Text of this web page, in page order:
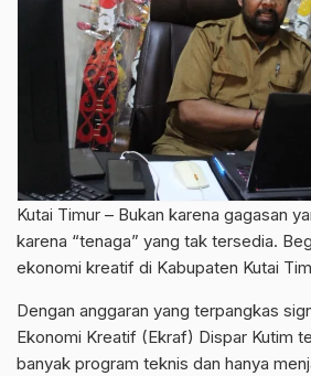
Kutai Timur – Bukan karena gagasan
karena “tenaga” yang tak tersedia.
ekonomi kreatif di Kabupaten Kutai
Dengan anggaran yang terpangkas
Ekonomi Kreatif (Ekraf) Dispar Kutim
banyak program teknis dan hanya